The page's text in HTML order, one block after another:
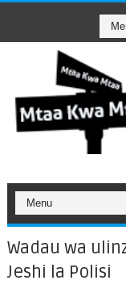
Wadau wa
Jeshi la Polisi